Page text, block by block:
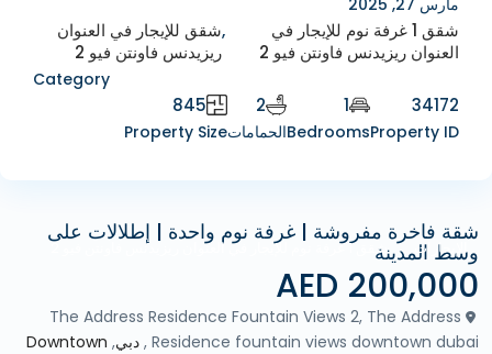
مارس 27, 2025
شقق 1 غرفة نوم للإيجار في
العنوان ريزيدنس فاونتن فيو 2
,شقق للإيجار في العنوان
ريزيدنس فاونتن فيو 2
Category
34172
Property ID
1
Bedrooms
2
الحمامات
845
Property Size
الإيجارات شقق 1 غرفة نوم للإيجار في العنوان ريزيدنس فاونتن فيو 2
شقة فاخرة مفروشة | غرفة نوم واحدة | إطلالات على
وسط المدينة
200,000 AED
The Address Residence Fountain Views 2, The Address
Residence fountain views downtown dubai , دبي,
Downtown